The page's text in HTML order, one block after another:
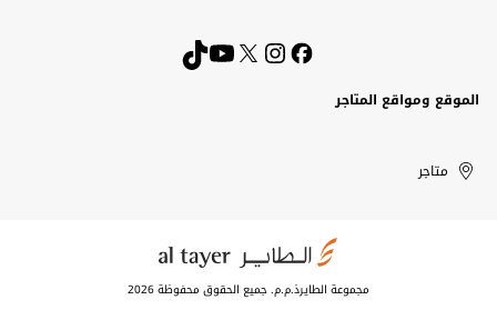
الموقع ومواقع المتاجر
United
Arab
Kuwait
الإمارات
العربية
الكويت
متاجر
مجموعة الطايرذ.م.م. جميع الحقوق محفوظة 2026